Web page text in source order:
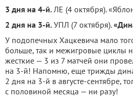
3 дня на 4-й. ЛЕ (4 октября).
2 дня на 3-й. УПЛ (7 октября).
У подопечных Хацкевича мало
больше, так и межигровые циклы
жесткие — 3 из 7 матчей они
на 3-й! Напомню, еще трижды
2 дня на 3-й в августе-сентябре,
с половиной месяца — ни разу!